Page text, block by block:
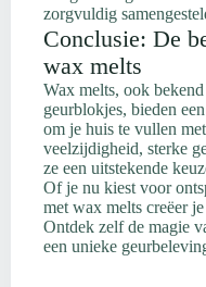
zorgvuldig
Conclusie: De
wax melts
Wax melts, ook
geurblokjes, bieden
om je huis te vullen
veelzijdigheid, sterke
ze een uitstekende
Of je nu kiest voor
met wax melts creëer
Ontdek zelf de magie
een unieke